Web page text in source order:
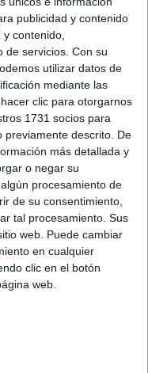
publicidad y contenido
y contenido,
de servicios. Con su
utilizar datos de
mediante las
clic para otorgarnos
1731 socios para
previamente descrito. De
más detallada y
o negar su
procesamiento de
de su consentimiento,
tal procesamiento. Sus
web. Puede cambiar
en cualquier
clic en el botón
web.
lunes acerca de la
vivimos en Ceuta y
ha reiterado que
a que, en unos
en colaboración
de recursos de
la referida
se lanzó el SOS, el
Además de
el gabinete de la
y el secretario de
Sira Rego y